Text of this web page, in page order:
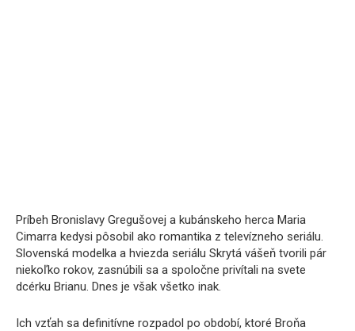
Príbeh Bronislavy Gregušovej a kubánskeho herca Maria
Cimarra kedysi pôsobil ako romantika z televízneho seriálu.
Slovenská modelka a hviezda seriálu Skrytá vášeň tvorili pár
niekoľko rokov, zasnúbili sa a spoločne privítali na svete
dcérku Brianu. Dnes je však všetko inak.
Ich vzťah sa definitívne rozpadol po období, ktoré Broňa